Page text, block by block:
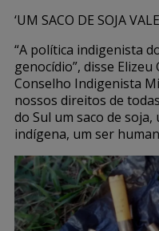
‘UM SACO DE SOJA
“A política indigenista
genocídio”, disse
Conselho Indigenista
nossos direitos de
do Sul um saco de
indígena, um ser